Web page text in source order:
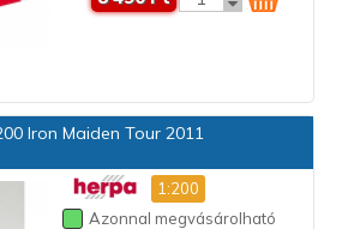
Iron Maiden Tour 2011
1:200
Azonnal megvásárolható